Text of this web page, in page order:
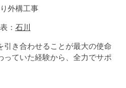
外構工事
： 石川
引き合わせることが最大の使命
っていた経験から、全力でサポ